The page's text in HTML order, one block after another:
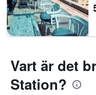
Vart är det
Station?